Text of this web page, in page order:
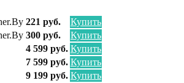
221 руб.
Купить
300 руб.
Купить
4 599 руб. Купить
7 599 руб. Купить
9 199 руб. Купить